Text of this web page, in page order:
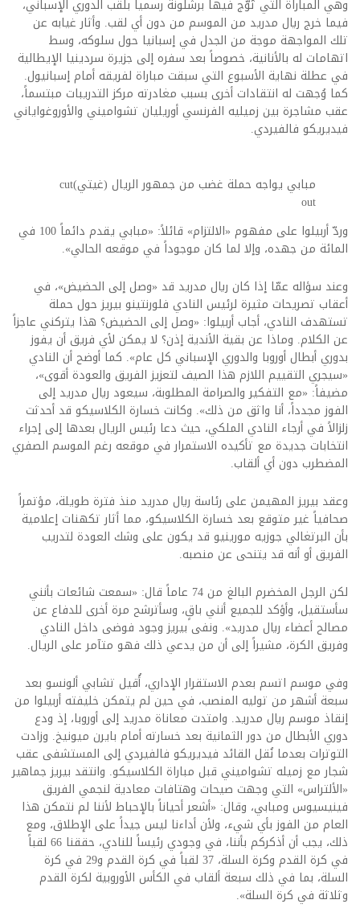
وهي المباراة التي تُوّج فيها برشلونة رسمياً بلقب الدوري الإسباني،
فيما خرج ريال مدريد من الموسم من دون أي لقب. وأثار غيابه عن
تلك المواجهة موجة من الجدل في إسبانيا حول سلوكه، وسط
اتهامات له بالأنانية، خصوصاً بعد سفره إلى جزيرة سردينيا الإيطالية
في عطلة نهاية الأسبوع التي سبقت مباراة لفريقه أمام إسبانيول.
كما وُجهت له انتقادات أخرى بسبب مغادرته مركز التدريبات مبتسماً،
عقب مشاجرة بين زميليه الفرنسي أوريليان تشواميني والأوروغواياني
فيديريكو فالفيردي.
مبابي يواجه حملة غضب من جمهور الريال (غيتي)cut
out
وردّ أربيلوا على مفهوم «الالتزام» قائلاً: «مبابي يقدم دائماً 100 في
المائة من جهده، وإلا لما كان موجوداً في موقعه الحالي».
وعند سؤاله عمّا إذا كان ريال مدريد قد «وصل إلى الحضيض»، في
أعقاب تصريحات مثيرة لرئيس النادي فلورنتينو بيريز حول حملة
تستهدف النادي، أجاب أربيلوا: «وصل إلى الحضيض؟ هذا يتركني عاجزاً
عن الكلام. وماذا عن بقية الأندية إذن؟ لا يمكن لأي فريق أن يفوز
بدوري أبطال أوروبا والدوري الإسباني كل عام». كما أوضح أن النادي
«سيجري التقييم اللازم هذا الصيف لتعزيز الفريق والعودة أقوى»،
مضيفاً: «مع التفكير والصرامة المطلوبة، سيعود ريال مدريد إلى
الفوز مجدداً، أنا واثق من ذلك». وكانت خسارة الكلاسيكو قد أحدثت
زلزالاً في أرجاء النادي الملكي، حيث دعا رئيس الريال بعدها إلى إجراء
انتخابات جديدة مع تأكيده الاستمرار في موقعه رغم الموسم الصفري
المضطرب دون أي ألقاب.
وعقد بيريز المهيمن على رئاسة ريال مدريد منذ فترة طويلة، مؤتمراً
صحافياً غير متوقع بعد خسارة الكلاسيكو، مما أثار تكهنات إعلامية
بأن البرتغالي جوزيه مورينيو قد يكون على وشك العودة لتدريب
الفريق أو أنه قد يتنحى عن منصبه.
لكن الرجل المخضرم البالغ من 74 عاماً قال: «سمعت شائعات بأنني
سأستقيل، وأؤكد للجميع أنني باقٍ، وسأترشح مرة أخرى للدفاع عن
مصالح أعضاء ريال مدريد». ونفى بيريز وجود فوضى داخل النادي
وفريق الكرة، مشيراً إلى أن من يدعي ذلك فهو متآمر على الريال.
وفي موسم اتسم بعدم الاستقرار الإداري، أُقيل تشابي ألونسو بعد
سبعة أشهر من توليه المنصب، في حين لم يتمكن خليفته أربيلوا من
إنقاذ موسم ريال مدريد. وامتدت معاناة مدريد إلى أوروبا، إذ ودع
دوري الأبطال من دور الثمانية بعد خسارته أمام بايرن ميونيخ. وزادت
التوترات بعدما نُقل القائد فيديريكو فالفيردي إلى المستشفى عقب
شجار مع زميله تشواميني قبل مباراة الكلاسيكو. وانتقد بيريز جماهير
«الألتراس» التي وجهت صيحات وهتافات معادية لنجمي الفريق
فينيسيوس ومبابي، وقال: «أشعر أحياناً بالإحباط لأننا لم نتمكن هذا
العام من الفوز بأي شيء، ولأن أداءنا ليس جيداً على الإطلاق، ومع
ذلك، يجب أن أذكركم بأننا، في وجودي رئيساً للنادي، حققنا 66 لقباً
في كرة القدم وكرة السلة، 37 لقباً في كرة القدم و29 في كرة
السلة، بما في ذلك سبعة ألقاب في الكأس الأوروبية لكرة القدم
وثلاثة في كرة السلة».